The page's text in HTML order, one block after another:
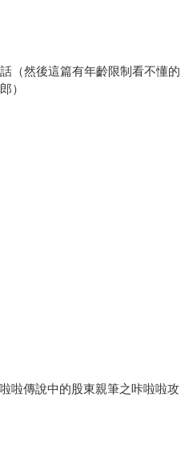
（然後這篇有年齡限制看不懂的
）
啦傳說中的股東親筆之咔啦啦攻